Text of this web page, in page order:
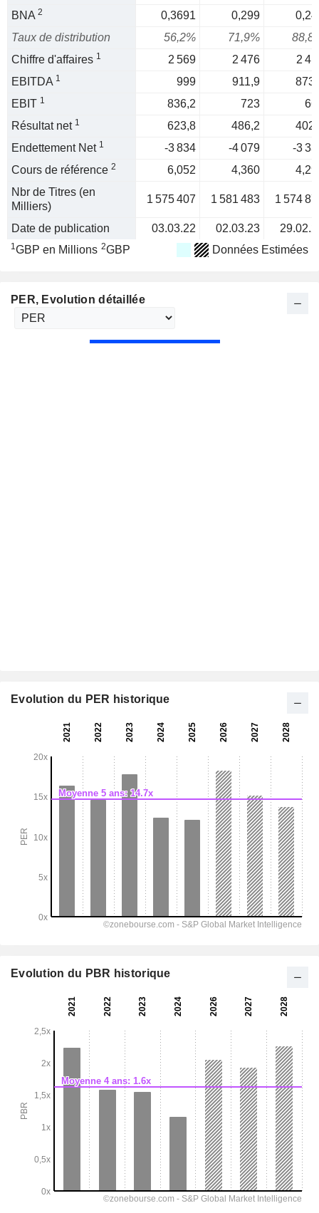
BNA 2 0,3691 0,299
Taux de distribution
56,2% 71,9%
Chiffre d'affaires 1 2 569 2 476
2
EBITDA 1 999 911,9
EBIT 1 836,2 723
Résultat net 1 623,8 486,2
Endettement Net 1 -3 834 -4 079
-3
Cours de référence 2 6,052 4,360
Nbr de Titres (en
Milliers)
1 575 407 1 581 483 1 574
Date de publication 03.03.22 02.03.23
1GBP en Millions 2GBP Données Estimées
PER, Evolution détaillée
Evolution du PER historique
Evolution du PBR historique